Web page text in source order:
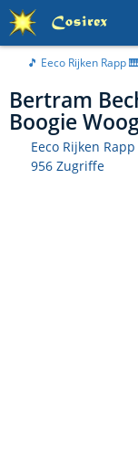
🎵 Eeco Rijken Rapp
Bertram
Boogie
Eeco Rijken Rapp
956 Zugriffe